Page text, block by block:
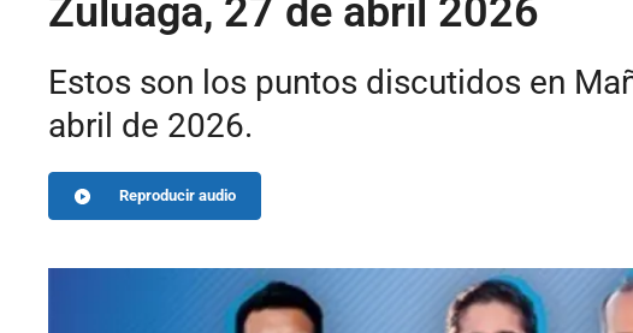
Zuluaga, 27 de abril 2026
Estos son los puntos discutidos en
abril de 2026.
Reproducir audio